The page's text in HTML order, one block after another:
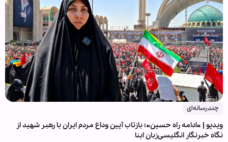
چندرسانه‌ای
ویدیو | «ادامه راه حسین»؛ بازتاب آیین وداع مردم ایران با رهبر شهید از
نگاه خبرنگار انگلیسی‌زبان ابنا